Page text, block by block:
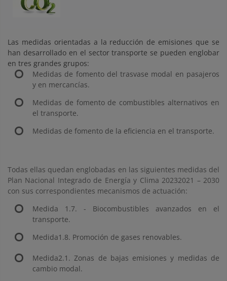
Las medidas orientadas a la reducción de emisiones que se
han desarrollado en el sector transporte se pueden englobar
en tres grandes grupos:
Medidas de fomento del trasvase modal en pasajeros
y en mercancías.
Medidas de fomento de combustibles alternativos en
el transporte.
Medidas de fomento de la eficiencia en el transporte.
Todas ellas quedan englobadas en las siguientes medidas del
Plan Nacional Integrado de Energía y Clima 20232021 – 2030
con sus correspondientes mecanismos de actuación:
Medida 1.7. - Biocombustibles avanzados en el
transporte.
Medida1.8. Promoción de gases renovables.
Medida2.1. Zonas de bajas emisiones y medidas de
cambio modal.